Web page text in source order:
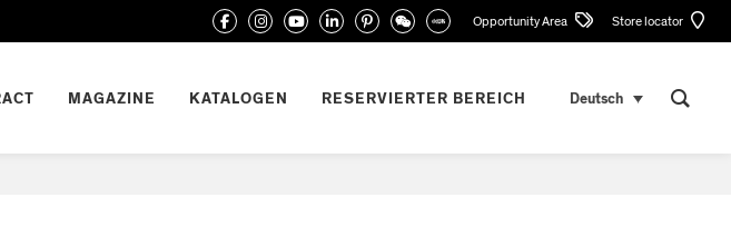
Opportunity Area Store locator
MAGAZINE KATALOGEN RESERVIERTER BEREICH Deutsch